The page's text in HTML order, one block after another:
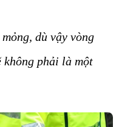
dù vậy vòng
không phải là một